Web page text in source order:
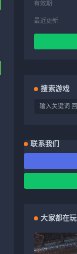
有效期
最近更新
搜索游戏
联系我们
大家都在玩